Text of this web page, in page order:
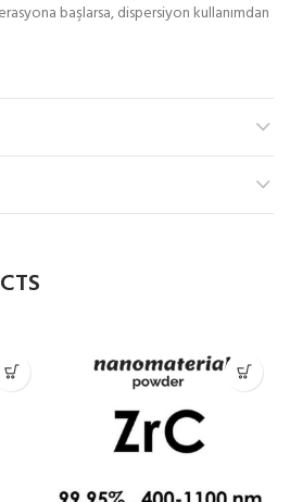
başlarsa, dispersiyon kullanımdan